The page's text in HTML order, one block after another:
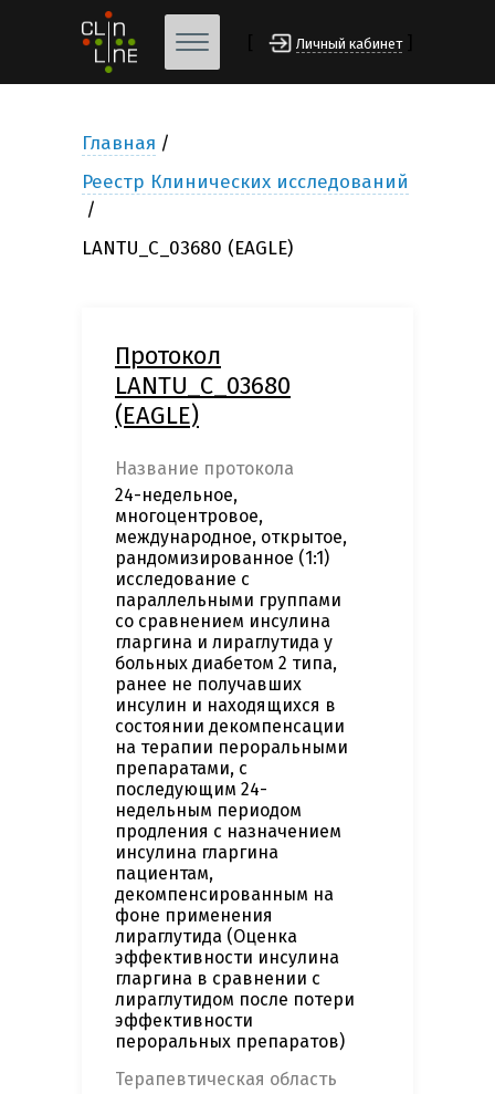
Личный кабинет
Главная
Реестр Клинических исследований
LANTU_C_03680 (EAGLE)
Протокол
LANTU_C_03680
(EAGLE)
Название протокола
24-недельное,
многоцентровое,
международное, открытое,
рандомизированное (1:1)
исследование с
параллельными группами
со сравнением инсулина
гларгина и лираглутида у
больных диабетом 2 типа,
ранее не получавших
инсулин и находящихся в
состоянии декомпенсации
на терапии пероральными
препаратами, с
последующим 24-
недельным периодом
продления с назначением
инсулина гларгина
пациентам,
декомпенсированным на
фоне применения
лираглутида (Оценка
эффективности инсулина
гларгина в сравнении с
лираглутидом после потери
эффективности
пероральных препаратов)
Терапевтическая область